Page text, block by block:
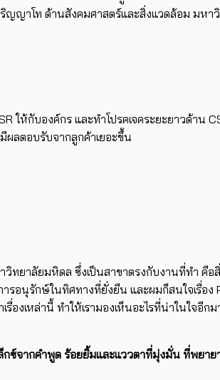
ญาโท ด้านสังคมศาสตร์และสิ่งแวดล้อม มหา
ให้กับองค์กร และทำโปรคเจคระยะยาวด้าน
ผลตอบรับจากลูกค้าเยอะขึ้น
ยาลัยมหิดล ซึ่งเป็นสาขาตรงกับงานที่ทำ คือ
นุรักษ์ในทิศทางที่ยั่งยืน และผมก็สนใจเรื่อง
เหล่านี้ ทำให้เรามองเห็นอะไรที่น่าในใจอีก
ซ์จากคำพูด ร้อยยิ้มและแววตาที่มุ่งมั่น ที่พย